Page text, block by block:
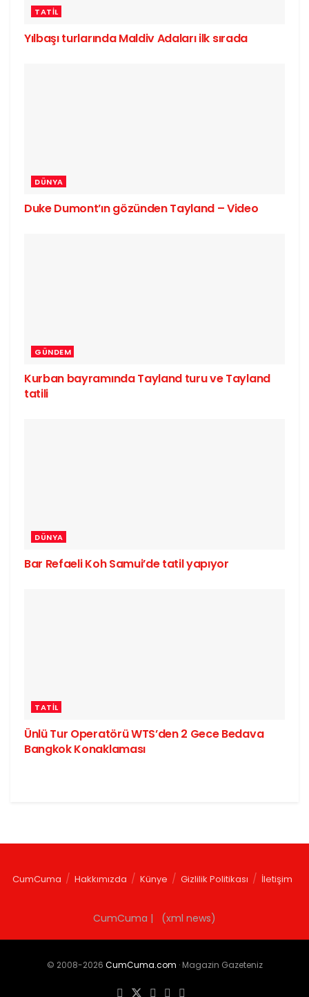
TATIL
Yılbaşı turlarında Maldiv Adaları ilk sırada
DÜNYA
Duke Dumont’ın gözünden Tayland – Video
GÜNDEM
Kurban bayramında Tayland turu ve Tayland
tatili
DÜNYA
Bar Refaeli Koh Samui’de tatil yapıyor
TATIL
Ünlü Tur Operatörü WTS’den 2 Gece Bedava
Bangkok Konaklaması
CumCuma Hakkımızda Künye Gizlilik Politikası İletişim
CumCuma | (xml news)
© 2008-2026 CumCuma.com · Magazin Gazeteniz